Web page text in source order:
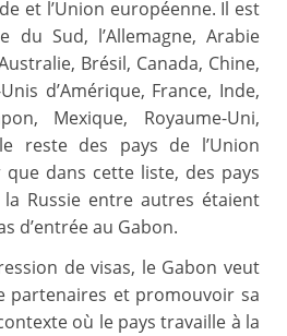
et l’Union européenne. Il est
du Sud, l’Allemagne, Arabie
Brésil, Canada, Chine,
d’Amérique, France, Inde,
Mexique, Royaume-Uni,
reste des pays de l’Union
dans cette liste, des pays
Russie entre autres étaient
d’entrée au Gabon.
de visas, le Gabon veut
partenaires et promouvoir sa
où le pays travaille à la